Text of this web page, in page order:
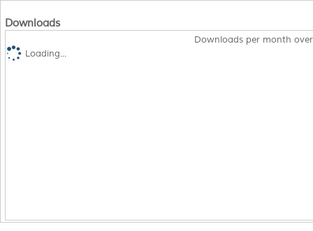
Downloads
Downloads per month
Loading...